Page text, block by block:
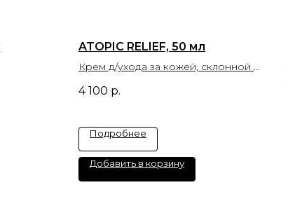
ATOPIC RELIEF, 50 мл
Крем д/ухода за кожей, склонной к
4 100 р.
Подробнее
Добавить в корзину